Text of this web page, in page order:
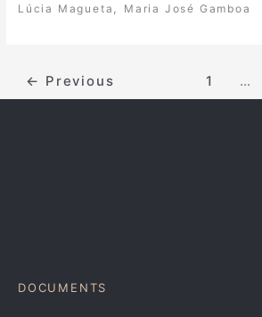
Lúcia Magueta Maria José Gamboa
← Previous 1 …
DOCUMENTS